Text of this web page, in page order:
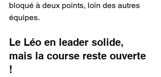
bloqué à deux points, loin des autres
équipes.
Le Léo en leader solide,
mais la course reste ouverte
!